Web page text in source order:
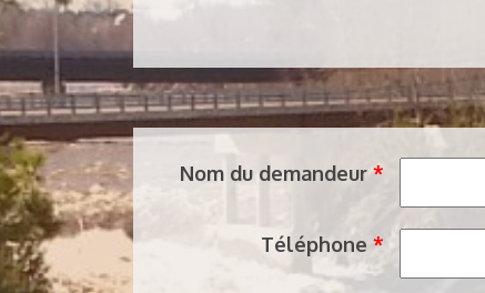
Nom du demandeur*
Téléphone*